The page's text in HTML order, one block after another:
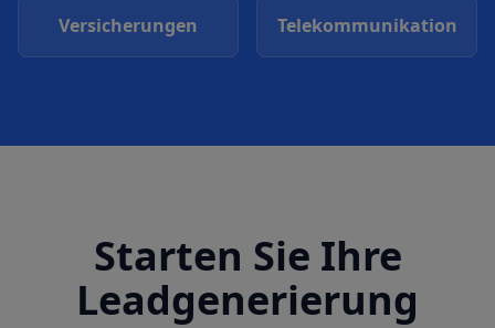
Versicherungen Telekommunikation
Starten Sie Ihre
Leadgenerierung